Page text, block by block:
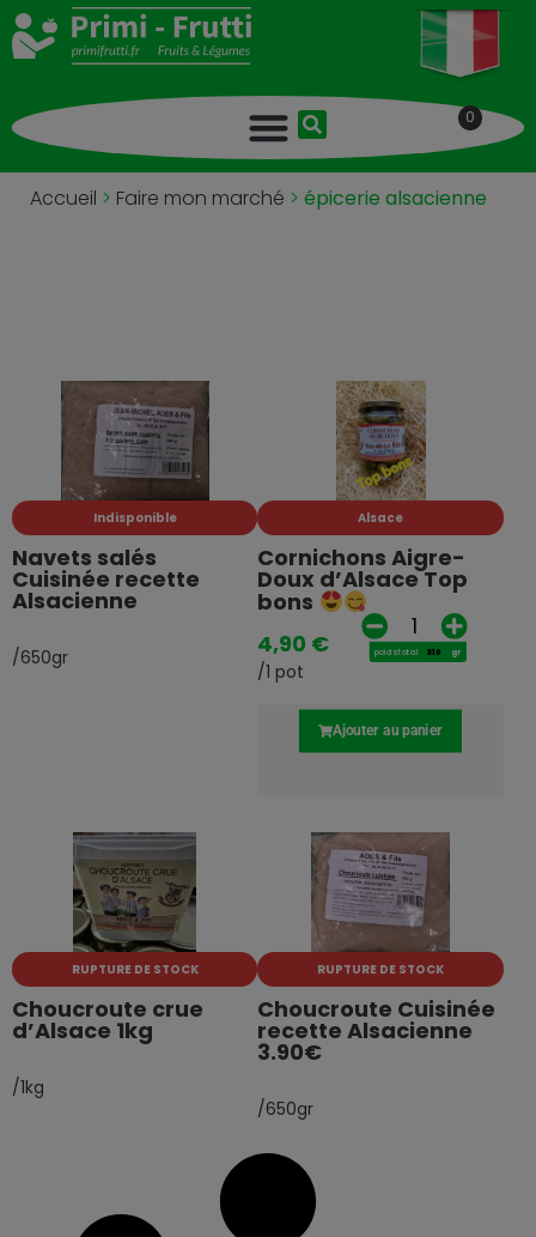
0
Accueil > Faire mon marché > épicerie alsacienne
Indisponible
Navets salés
Cuisinée recette
Alsacienne
/650gr
Alsace
Cornichons Aigre-
Doux d’Alsace Top
bons
4,90 €
/1 pot
poids total gr
Ajouter au panier
RUPTURE DE STOCK
Choucroute crue
d’Alsace 1kg
/1kg
RUPTURE DE STOCK
Choucroute Cuisinée
recette Alsacienne
3.90€
/650gr